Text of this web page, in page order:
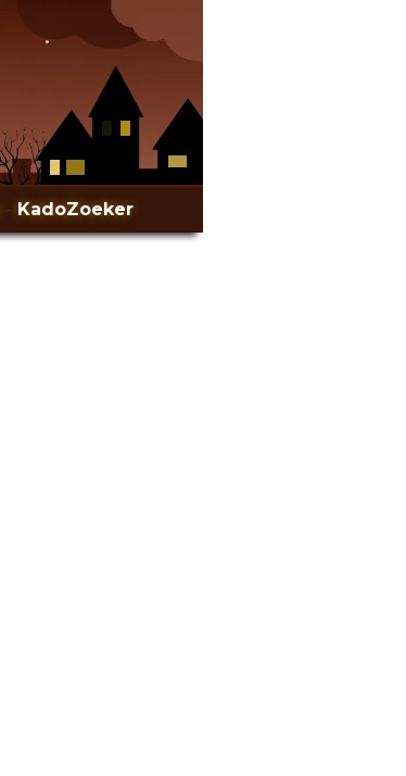
KadoZoeker